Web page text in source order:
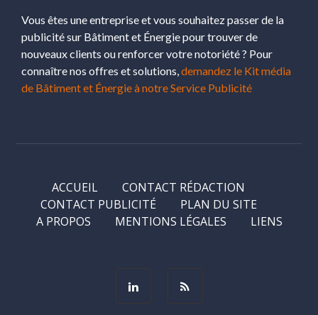
Vous êtes une entreprise et vous souhaitez passer de la
publicité sur Bâtiment et Énergie pour trouver de
nouveaux clients ou renforcer votre notoriété ? Pour
connaître nos offres et solutions, demandez le Kit média
de Bâtiment et Énergie à notre Service Publicité
ACCUEIL
CONTACT RÉDACTION
CONTACT PUBLICITÉ
PLAN DU SITE
A PROPOS
MENTIONS LÉGALES LIENS